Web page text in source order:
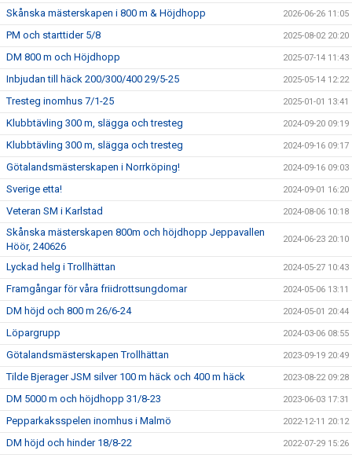
Skånska mästerskapen i 800 m & Höjdhopp 2026-06-26 11:05
PM och starttider 5/8 2025-08-02 20:20
DM 800 m och Höjdhopp 2025-07-14 11:43
Inbjudan till häck 200/300/400 29/5-25 2025-05-14 12:22
Tresteg inomhus 7/1-25 2025-01-01 13:41
Klubbtävling 300 m, slägga och tresteg 2024-09-20 09:19
Klubbtävling 300 m, slägga och tresteg 2024-09-16 09:17
Götalandsmästerskapen i Norrköping! 2024-09-16 09:03
Sverige etta! 2024-09-01 16:20
Veteran SM i Karlstad 2024-08-06 10:18
Skånska mästerskapen 800m och höjdhopp Jeppavallen
Höör, 240626
2024-06-23 20:10
Lyckad helg i Trollhättan 2024-05-27 10:43
Framgångar för våra friidrottsungdomar 2024-05-06 13:11
DM höjd och 800 m 26/6-24 2024-05-01 20:44
Löpargrupp 2024-03-06 08:55
Götalandsmästerskapen Trollhättan 2023-09-19 20:49
Tilde Bjerager JSM silver 100 m häck och 400 m häck 2023-08-22 09:28
DM 5000 m och höjdhopp 31/8-23 2023-06-03 17:31
Pepparkaksspelen inomhus i Malmö 2022-12-11 20:12
DM höjd och hinder 18/8-22 2022-07-29 15:26